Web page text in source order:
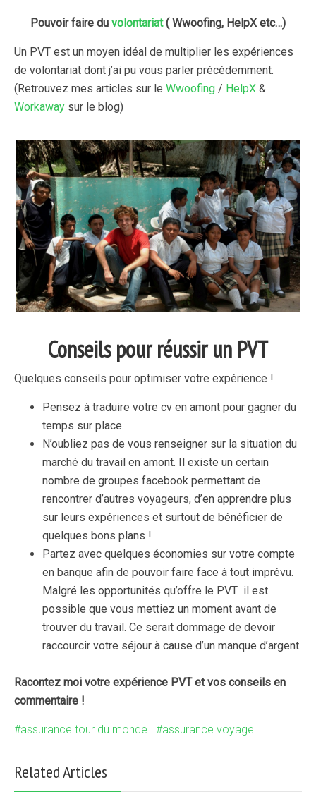
Pouvoir faire du volontariat( Wwoofing, HelpX etc…)
Un PVT est un moyen idéal de multiplier les expériences
de volontariat dont j’ai pu vous parler précédemment.
(Retrouvez mes articles sur le Wwoofing / HelpX &
Workaway sur le blog)
Conseils pour réussir un PVT
Quelques conseils pour optimiser votre expérience !
Pensez à traduire votre cv en amont pour gagner du
temps sur place.
N’oubliez pas de vous renseigner sur la situation du
marché du travail en amont. Il existe un certain
nombre de groupes facebook permettant de
rencontrer d’autres voyageurs, d’en apprendre plus
sur leurs expériences et surtout de bénéficier de
quelques bons plans !
Partez avec quelques économies sur votre compte
en banque afin de pouvoir faire face à tout imprévu.
Malgré les opportunités qu’offre le PVT il est
possible que vous mettiez un moment avant de
trouver du travail. Ce serait dommage de devoir
raccourcir votre séjour à cause d’un manque d’argent.
Racontez moi votre expérience PVT et vos conseils en
commentaire !
assurance tour du monde assurance voyage
Related Articles